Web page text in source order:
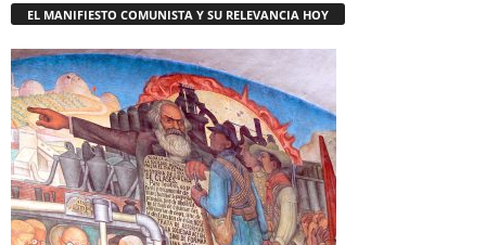
EL MANIFIESTO COMUNISTA Y SU RELEVANCIA HOY